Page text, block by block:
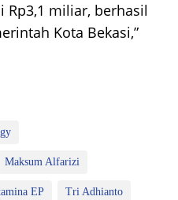
Rp3,1 miliar, berhasil
Kota Bekasi,”
Maksum Alfarizi
EP Tri Adhianto